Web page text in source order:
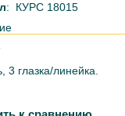
: КУРС 18015
3 глазка/линейка.